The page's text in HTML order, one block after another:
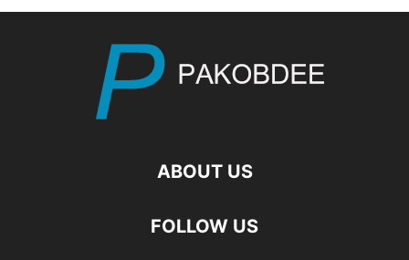
ABOUT US
FOLLOW US